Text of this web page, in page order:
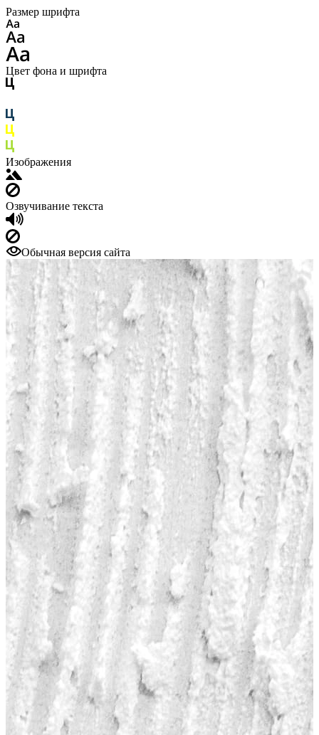
Размер шрифта
Цвет фона и шрифта
Изображения
Озвучивание текста
Обычная версия сайта